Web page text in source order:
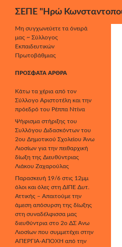
Μετάβαση
περιεχόμενο
ΣΕΠΕ "Ηρώ
Μη συγχωνεύετε τα όνειρά
μας ~ Σύλλογος
Εκπαιδευτικών
Πρωτοβάθμιας
ΠΡΌΣΦΑΤΑ ΆΡΘΡΑ
Κάτω τα χέρια από τον
Σύλλογο Αριστοτέλη και την
πρόεδρό του Ρέππα Ντίνα
Ψήφισμα στήριξης του
Συλλόγου Διδασκόντων του
2ου Δημοτικού Σχολείου Άνω
Λιοσίων για την πειθαρχική
δίωξη της Διευθύντριας
Λιάκου Ζαχαρούλας
Παρασκευή 19/6 στις 12μμ
όλοι και όλες στη ΔΙΠΕ Δυτ.
Αττικής – Απαιτούμε την
άμεση απόσυρση της δίωξης
στη συναδέλφισσα μας
διευθύντρια στο 2ο ΔΣ Άνω
Λιοσίων που συμμετέχει στην
ΑΠΕΡΓΙΑ-ΑΠΟΧΗ από την